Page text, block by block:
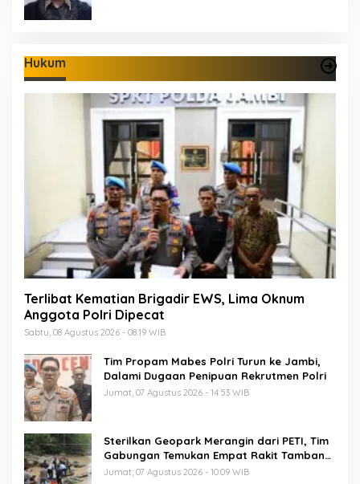
Hukum
Terlibat Kematian Brigadir EWS, Lima Oknum
Anggota Polri Dipecat
Sabtu, 08 Agustus 2026 - 08:19 WIB
Tim Propam Mabes Polri Turun ke Jambi,
Dalami Dugaan Penipuan Rekrutmen Polri
Jumat, 07 Agustus 2026 - 14:53 WIB
Sterilkan Geopark Merangin dari PETI, Tim
Gabungan Temukan Empat Rakit Tambang
Ilegal
Jumat, 07 Agustus 2026 - 10:09 WIB